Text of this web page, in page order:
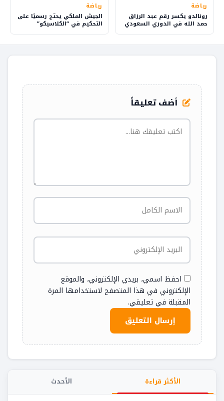
رياضة
رونالدو يكسر رقم عبد الرزاق
حمد الله في الدوري السعودي
رياضة
الجيش الملكي يحتج رسميًا على
التحكيم في “الكلاسيكو”
أضف تعليقاً
احفظ اسمي، بريدي الإلكتروني، والموقع
الإلكتروني في هذا المتصفح لاستخدامها المرة
المقبلة في تعليقي.
الأكثر قراءة الأحدث